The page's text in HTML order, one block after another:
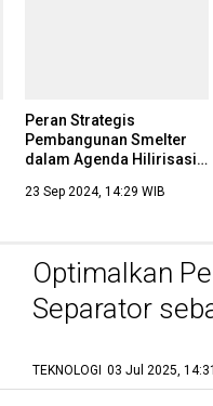
Peran Strategis
Pembangunan Smelter
dalam Agenda Hilirisasi
23 Sep 2024, 14:29 WIB
Optimalkan
Separator
TEKNOLOGI 03 Jul 2025,